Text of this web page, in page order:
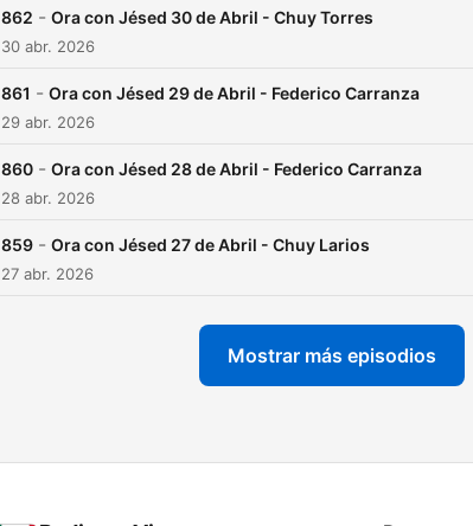
862 - Ora con Jésed 30 de Abril - Chuy Torres
30 abr. 2026
861 - Ora con Jésed 29 de Abril - Federico Carranza
29 abr. 2026
860 - Ora con Jésed 28 de Abril - Federico Carranza
28 abr. 2026
859 - Ora con Jésed 27 de Abril - Chuy Larios
27 abr. 2026
Mostrar más episodios